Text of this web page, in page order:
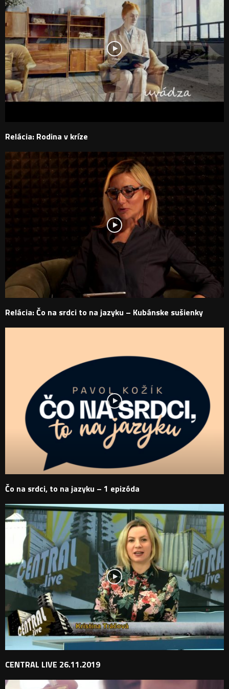
Relácia: Rodina v kríze
Relácia: Čo na srdci to na jazyku – Kubánske sušienky
Čo na srdci, to na jazyku – 1 epizóda
CENTRAL LIVE 26.11.2019